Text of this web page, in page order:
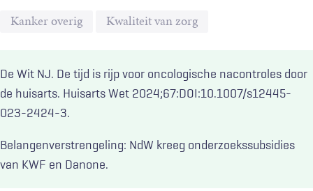
Kanker overig Kwaliteit van zorg
De Wit NJ. De tijd is rijp voor oncologische nacontroles door
de huisarts. Huisarts Wet 2024;67:DOI:10.1007/s12445-
023-2424-3.
Belangenverstrengeling: NdW kreeg onderzoekssubsidies
van KWF en Danone.